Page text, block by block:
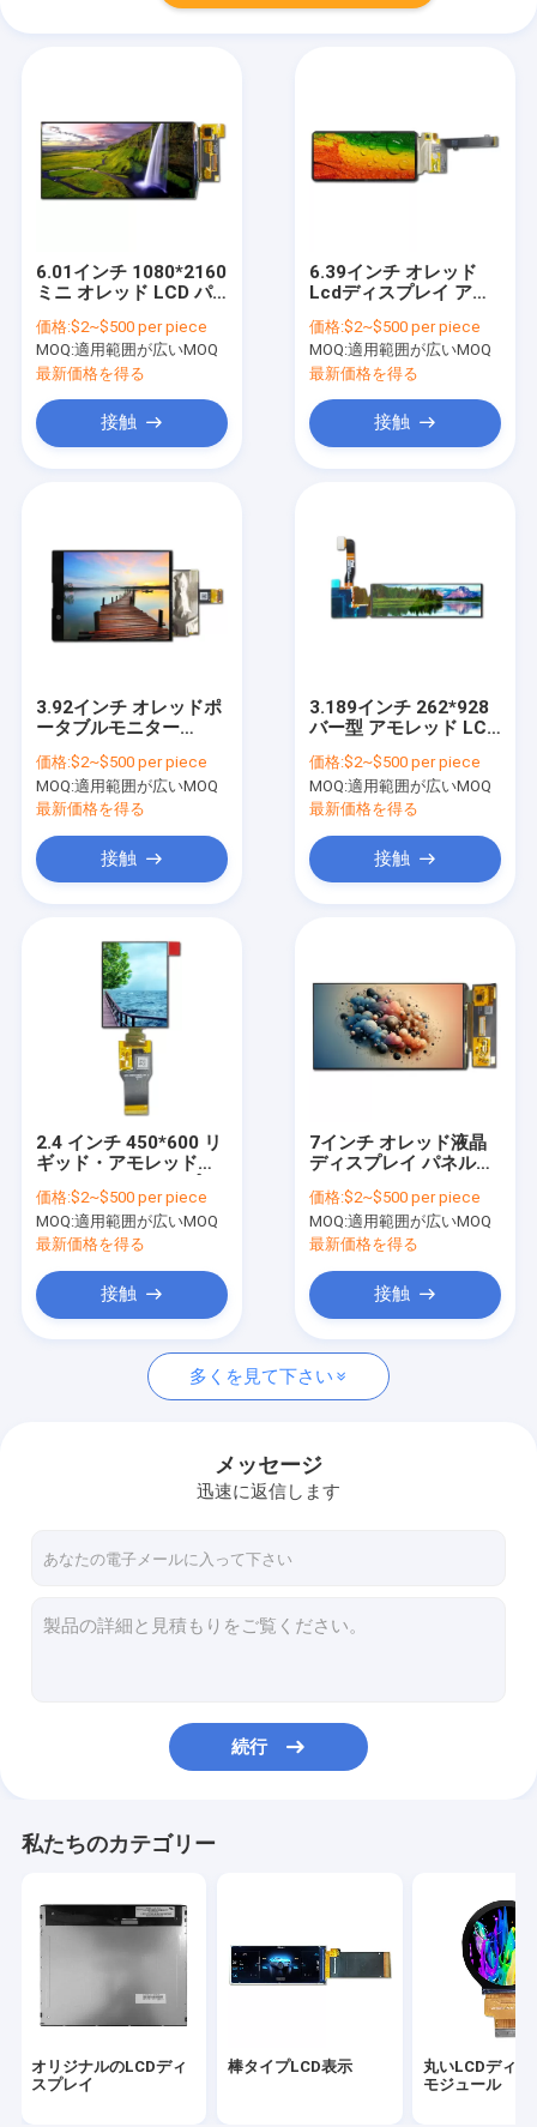
製品
ビデオ
VRショー
品質管理
ニュース
引金 を 求め て ください
棒タイプLCD表示
丸いLCDディスプレイモジュール
広い温度ディスプレイ
高解像度のTFTディスプレイ
注文のtftの表示
TFTの容量性タッチ画面
6.01インチ 1080*2160
ミニ オレッド LCD パ
価格:$2~$500 per piece
MOQ:適用範囲が広いMOQ
最新価格を得る
接触
6.39インチ オレッド
Lcdディスプレイ アモ
価格:$2~$500 per piece
MOQ:適用範囲が広いMOQ
最新価格を得る
接触
3.92インチ オレッドポ
ータブルモニター
プレイ
価格:$2~$500 per piece
MOQ:適用範囲が広いMOQ
最新価格を得る
接触
3.189インチ 262*928
バー型 アモレッド LCD
価格:$2~$500 per piece
MOQ:適用範囲が広いMOQ
最新価格を得る
接触
2.4 インチ 450*600 リ
ギッド・アモレッド
イ
価格:$2~$500 per piece
MOQ:適用範囲が広いMOQ
最新価格を得る
接触
7インチ オレッド液晶
ディスプレイ パネル
価格:$2~$500 per piece
MOQ:適用範囲が広いMOQ
最新価格を得る
接触
多くを見て下さい
メッセージ
迅速に返信します
続行
私たちのカテゴリー
オリジナルのLCDディ
スプレイ
棒タイプLCD表示
丸いLCDディス
モジュール